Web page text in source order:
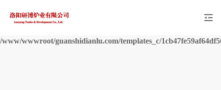
: Undefined array key "pic" inon line
277